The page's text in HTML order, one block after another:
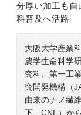
分厚い加工も
料普及へ活路
大阪大学産業
農学生命科学
究科、第一工
究開発機構（
由来のナノ繊
下、CNF）か